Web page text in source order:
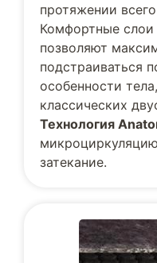
протяжении
Комфортные слои
позволяют
подстраиваться
особенности
классических
Технология
затекание.